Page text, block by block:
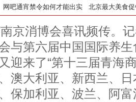
园…
式被重构
新零售成主力
猫双11“三台一
义媒体和商业
网吧通宵禁令如何才能出实
效
北京最大美食
消博会喜讯频传。记
与第六届中国国际养
迎来了“第十三届青海
澳大利亚、新西兰、
保加利亚、波兰、阿